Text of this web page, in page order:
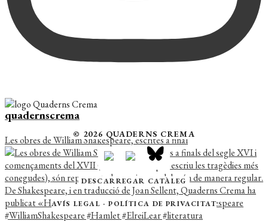
quadernscrema
Les obres de William Shakespeare, escrites a final
© 2026 QUADERNS CREMA
DESCARREGAR CATÀLEG
AVÍS LEGAL ·POLÍTICA DE PRIVACITAT